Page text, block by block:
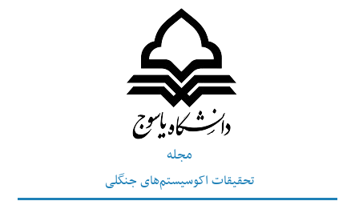
مجله
تحقیقات اکوسیستم‌های جنگلی